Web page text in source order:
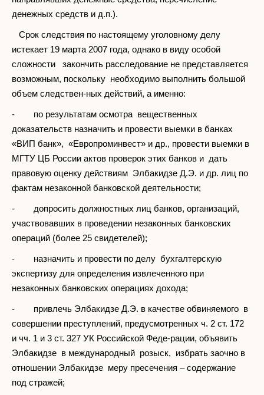
денежных средств и д.п.).
Срок следствия по настоящему уголовному делу
истекает 19 марта 2007 года, однако в виду особой
сложности закончить расследование не представляется
возможным, поскольку необходимо выполнить большой
объем следствен-ных действий, а именно:
- по результатам осмотра вещественных
доказательств назначить и провести выемки в банках
«ВИП банк», «Европроминвест» и др., провести выемки в
МГТУ ЦБ России актов проверок этих банков и дать
правовую оценку действиям Элбакидзе Д.Э. и др. лиц по
фактам незаконной банковской деятельности;
- допросить должностных лиц банков, организаций,
участвовавших в проведении незаконных банковских
операций (более 25 свидетелей);
- назначить и провести по делу бухгалтерскую
экспертизу для определения извлеченного при
незаконных банковских операциях дохода;
- привлечь Элбакидзе Д.Э. в качестве обвиняемого в
совершении преступлений, предусмотренных ч. 2 ст. 172
и чч. 1 и 3 ст. 327 УК Российской Феде-рации, объявить
Элбакидзе в международный розыск, избрать заочно в
отношении Элбакидзе меру пресечения – содержание
под стражей;